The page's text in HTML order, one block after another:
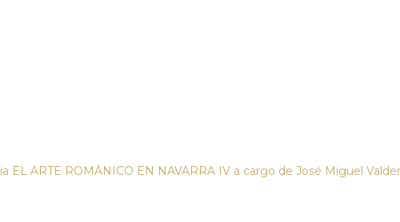
EL ARTE ROMÁNICO EN NAVARRA IV a cargo de José Miguel